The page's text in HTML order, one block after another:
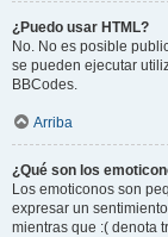
¿Puedo usar HTML?
No. No es posible
se pueden ejecutar
BBCodes.
Arriba
¿Qué son los
Los emoticonos son
expresar un
mientras que :( denota